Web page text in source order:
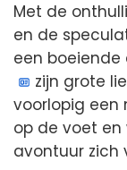
Met de
en de
een boeiende
zijn grote
voorlopig een
op de voet
avontuur zich